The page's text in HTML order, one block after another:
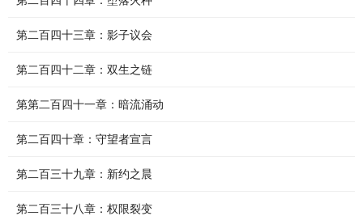
第二百四十三章：影子议会
第二百四十二章：双生之链
第第二百四十一章：暗流涌动
第二百四十章：守望者宣言
第二百三十九章：新约之晨
第二百三十八章：权限裂变